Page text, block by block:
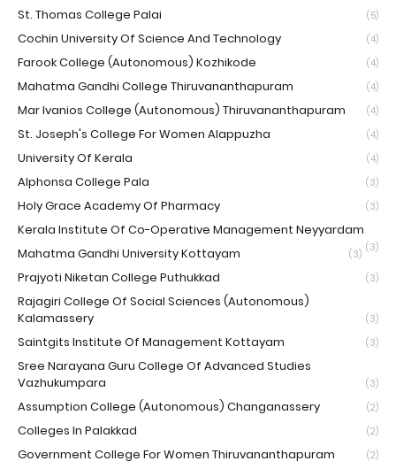
St. Thomas College Palai (5)
Cochin University Of Science And Technology (4)
Farook College (Autonomous) Kozhikode (4)
Mahatma Gandhi College Thiruvananthapuram (4)
Mar Ivanios College (Autonomous) Thiruvananthapuram (4)
St. Joseph's College For Women Alappuzha (4)
University Of Kerala (4)
Alphonsa College Pala (3)
Holy Grace Academy Of Pharmacy (3)
Kerala Institute Of Co-Operative Management Neyyardam
(3)
Mahatma Gandhi University Kottayam (3)
Prajyoti Niketan College Puthukkad (3)
Rajagiri College Of Social Sciences (Autonomous)
Kalamassery
(3)
Saintgits Institute Of Management Kottayam (3)
Sree Narayana Guru College Of Advanced Studies
Vazhukumpara
(3)
Assumption College (Autonomous) Changanassery (2)
Colleges In Palakkad (2)
Government College For Women Thiruvananthapuram (2)